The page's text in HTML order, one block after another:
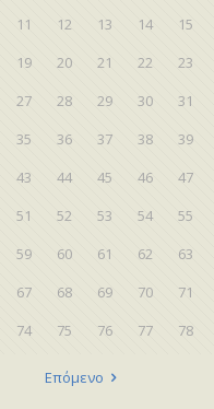
11 12 13 14 15
19 20 21 22 23
27 28 29 30 31
35 36 37 38 39
43 44 45 46 47
51 52 53 54 55
59 60 61 62 63
67 68 69 70 71
74 75 76 77 78
Επόμενο